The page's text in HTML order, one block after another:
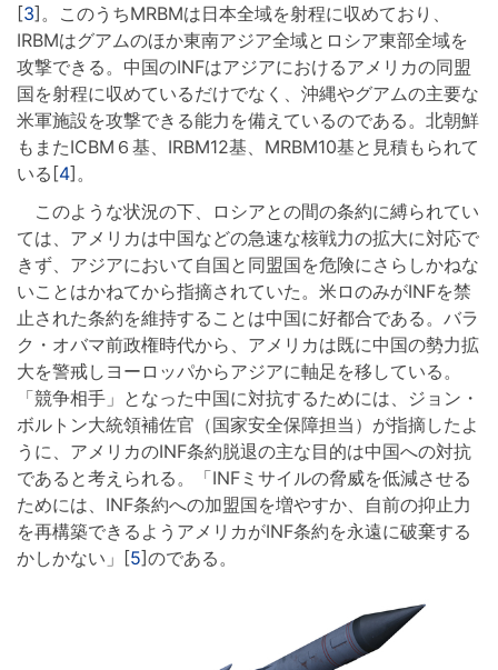
[3]。このうちMRBMは日本全域を射程に収めており、
IRBMはグアムのほか東南アジア全域とロシア東部全域を
攻撃できる。中国のINFはアジアにおけるアメリカの同盟
国を射程に収めているだけでなく、沖縄やグアムの主要な
米軍施設を攻撃できる能力を備えているのである。北朝鮮
もまたICBM６基、IRBM12基、MRBM10基と見積もられて
いる[4]。
このような状況の下、ロシアとの間の条約に縛られてい
ては、アメリカは中国などの急速な核戦力の拡大に対応で
きず、アジアにおいて自国と同盟国を危険にさらしかねな
いことはかねてから指摘されていた。米ロのみがINFを禁
止された条約を維持することは中国に好都合である。バラ
ク・オバマ前政権時代から、アメリカは既に中国の勢力拡
大を警戒しヨーロッパからアジアに軸足を移している。
「競争相手」となった中国に対抗するためには、ジョン・
ボルトン大統領補佐官（国家安全保障担当）が指摘したよ
うに、アメリカのINF条約脱退の主な目的は中国への対抗
であると考えられる。「INFミサイルの脅威を低減させる
ためには、INF条約への加盟国を増やすか、自前の抑止力
を再構築できるようアメリカがINF条約を永遠に破棄する
かしかない」[5]のである。